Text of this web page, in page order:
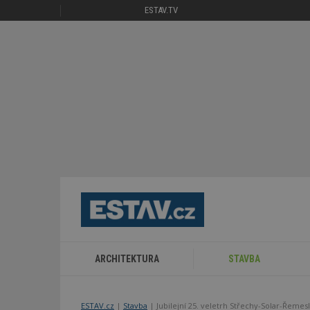
ESTAV.TV
ARCHITEKTURA STAVBA
ESTAV.cz Stavba Jubilejní 25. veletrh Střechy-Solar-